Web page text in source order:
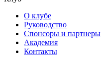
О клубе
Руководство
Спонсоры и партнеры
Академия
Контакты